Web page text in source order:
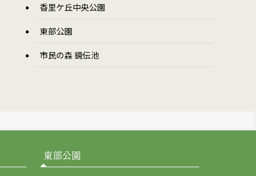
香里ケ丘中央公園
東部公園
市民の森 鏡伝池
東部公園